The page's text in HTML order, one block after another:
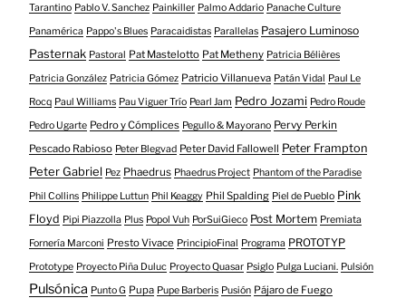
Tarantino Pablo V. Sanchez Painkiller Palmo Addario Panache Culture
Panamérica Pappo's Blues Paracaidistas Parallelas Pasajero Luminoso
Pasternak Pastoral Pat Mastelotto Pat Metheny Patricia Bélières
Patricia González Patricia Gómez Patricio Villanueva Patán Vidal Paul Le
Rocq Paul Williams Pau Viguer Trío Pearl Jam Pedro Jozami Pedro Roude
Pedro Ugarte Pedro y Cómplices Pegullo & Mayorano Pervy Perkin
Pescado Rabioso Peter Blegvad Peter David Fallowell Peter Frampton
Peter Gabriel Pez Phaedrus Phaedrus Project Phantom of the Paradise
Phil Collins Philippe Luttun Phil Keaggy Phil Spalding Piel de Pueblo Pink
Floyd Pipi Piazzolla Plus Popol Vuh PorSuiGieco Post Mortem Premiata
Fornería Marconi Presto Vivace PrincipioFinal Programa PROTOTYP
Prototype Proyecto Piña Duluc Proyecto Quasar Psiglo Pulga Luciani. Pulsión
Pulsónica Punto G Pupa Pupe Barberis Pusión Pájaro de Fuego